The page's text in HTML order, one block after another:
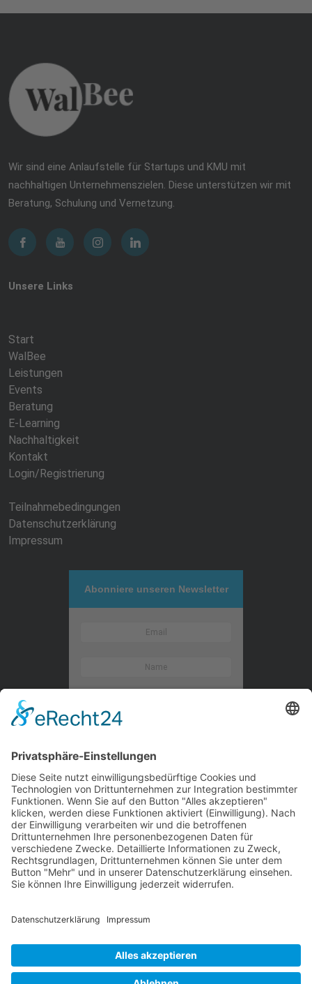
Wir sind eine Anlaufstelle für Startups und KMU mit
nachhaltigen Unternehmenszielen. Diese unterstützen wir mit
Beratung, Schulung und Vernetzung.
Unsere Links
Start
WalBee
Leistungen
Events
Beratung
E-Learning
Nachhaltigkeit
Kontakt
Login/Registrierung
Teilnahmebedingungen
Datenschutzerklärung
Impressum
Abonniere unseren Newsletter
Kontaktieren Sie uns
WalBee
Bizzmade GmbH
Gießereistraße 29
83022 Rosenheim
Tel.:+49 8031 282 09 50
Web:www.walbee.de